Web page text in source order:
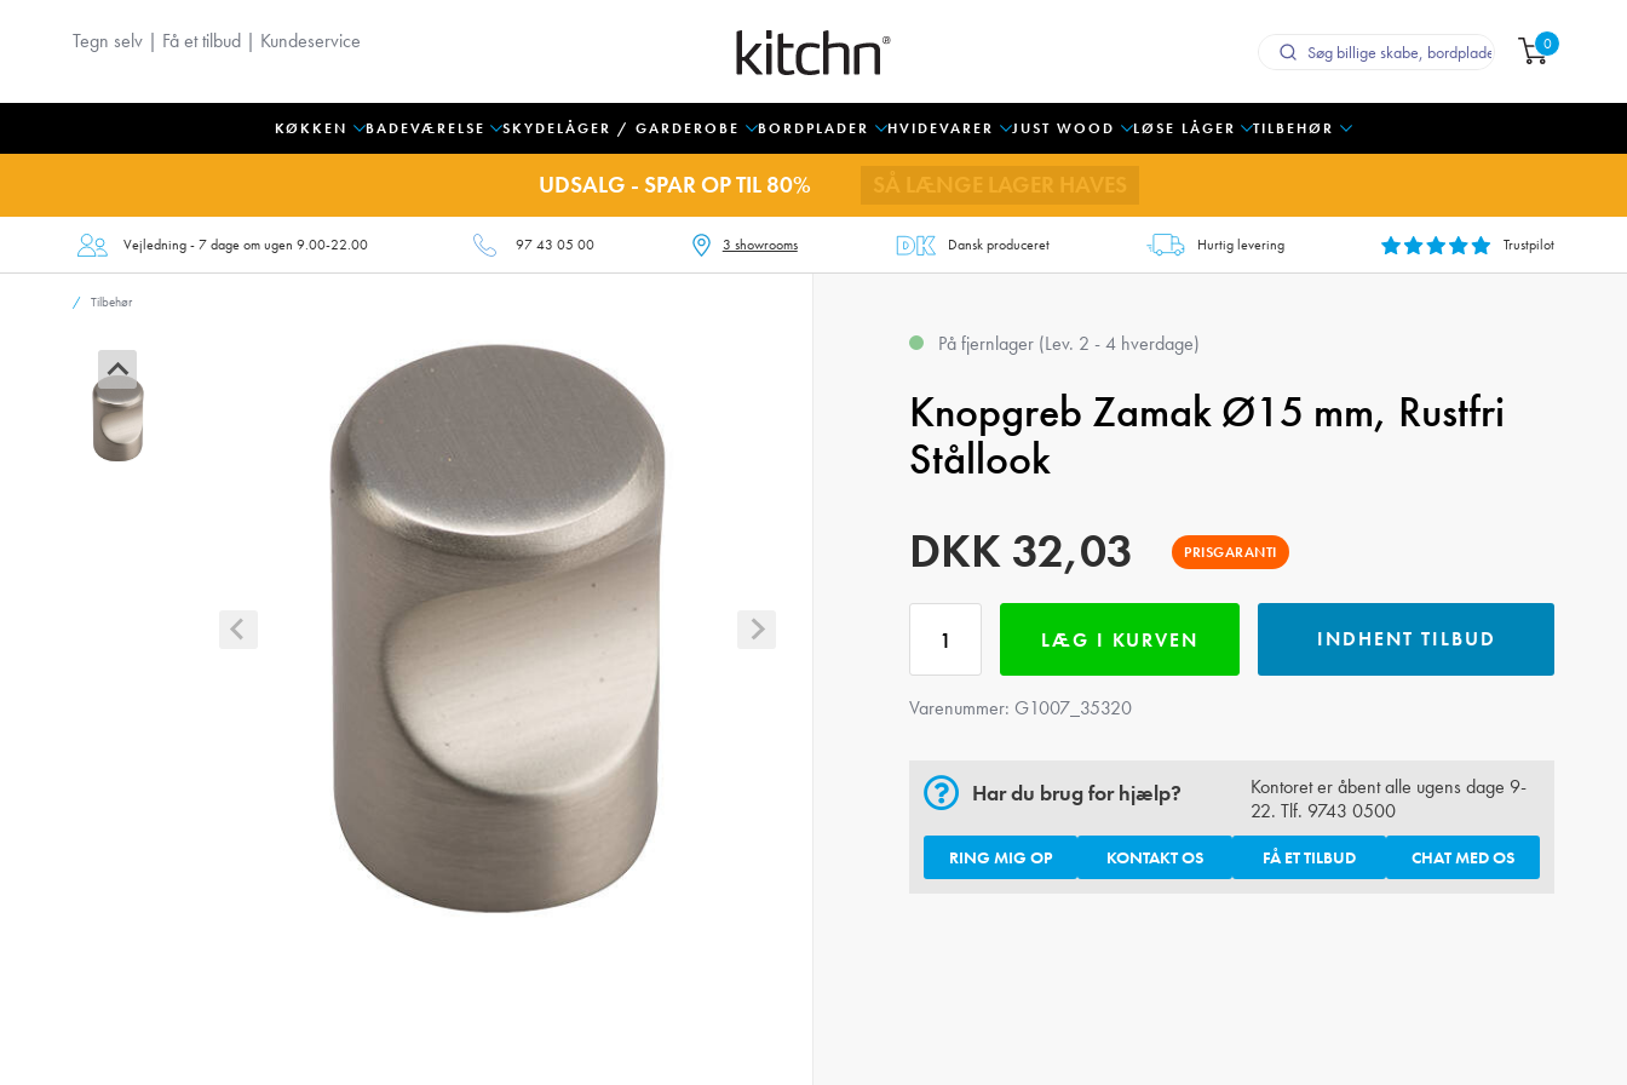
Tegn selv | Få et tilbud | Kundeservice 0
KØKKEN BADEVÆRELSE SKYDELÅGER / GARDEROBE BORDPLADER HVIDEVARER JUST WOOD LØSE LÅGER TILBEHØR
UDSALG - SPAR OP TIL 80%
Vejledning - 7 dage om ugen 9.00-22.00 97 43 05 00 3 showrooms Dansk produceret Hurtig levering Trustpilot
Tilbehør
På fjernlager (Lev. 2 - 4 hverdage)
Knopgreb Zamak Ø15 mm, Rustfri
Stållook
DKK 32,03 PRISGARANTI
LÆG I KURVEN INDHENT TILBUD
Varenummer: G1007_35320
Har du brug for hjælp?
Kontoret er åbent alle ugens dage 9-
22. Tlf. 9743 0500
RING MIG OP KONTAKT OS FÅ ET TILBUD CHAT MED OS